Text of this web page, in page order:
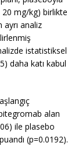
20 mg/kg) birlikte
analiz
istatistiksel
daha katı kabul
alan
ile plasebo
(p=0.0192).